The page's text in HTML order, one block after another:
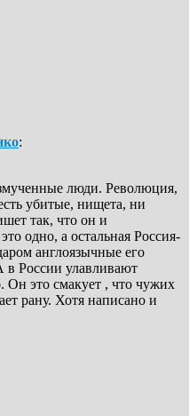
:
люди. Революция,
убитые, нищета, ни
так, что он и
одно, а остальная Россия-
англоязычные его
в России улавливают
Он это смакует , что чужих
рану. Хотя написано и